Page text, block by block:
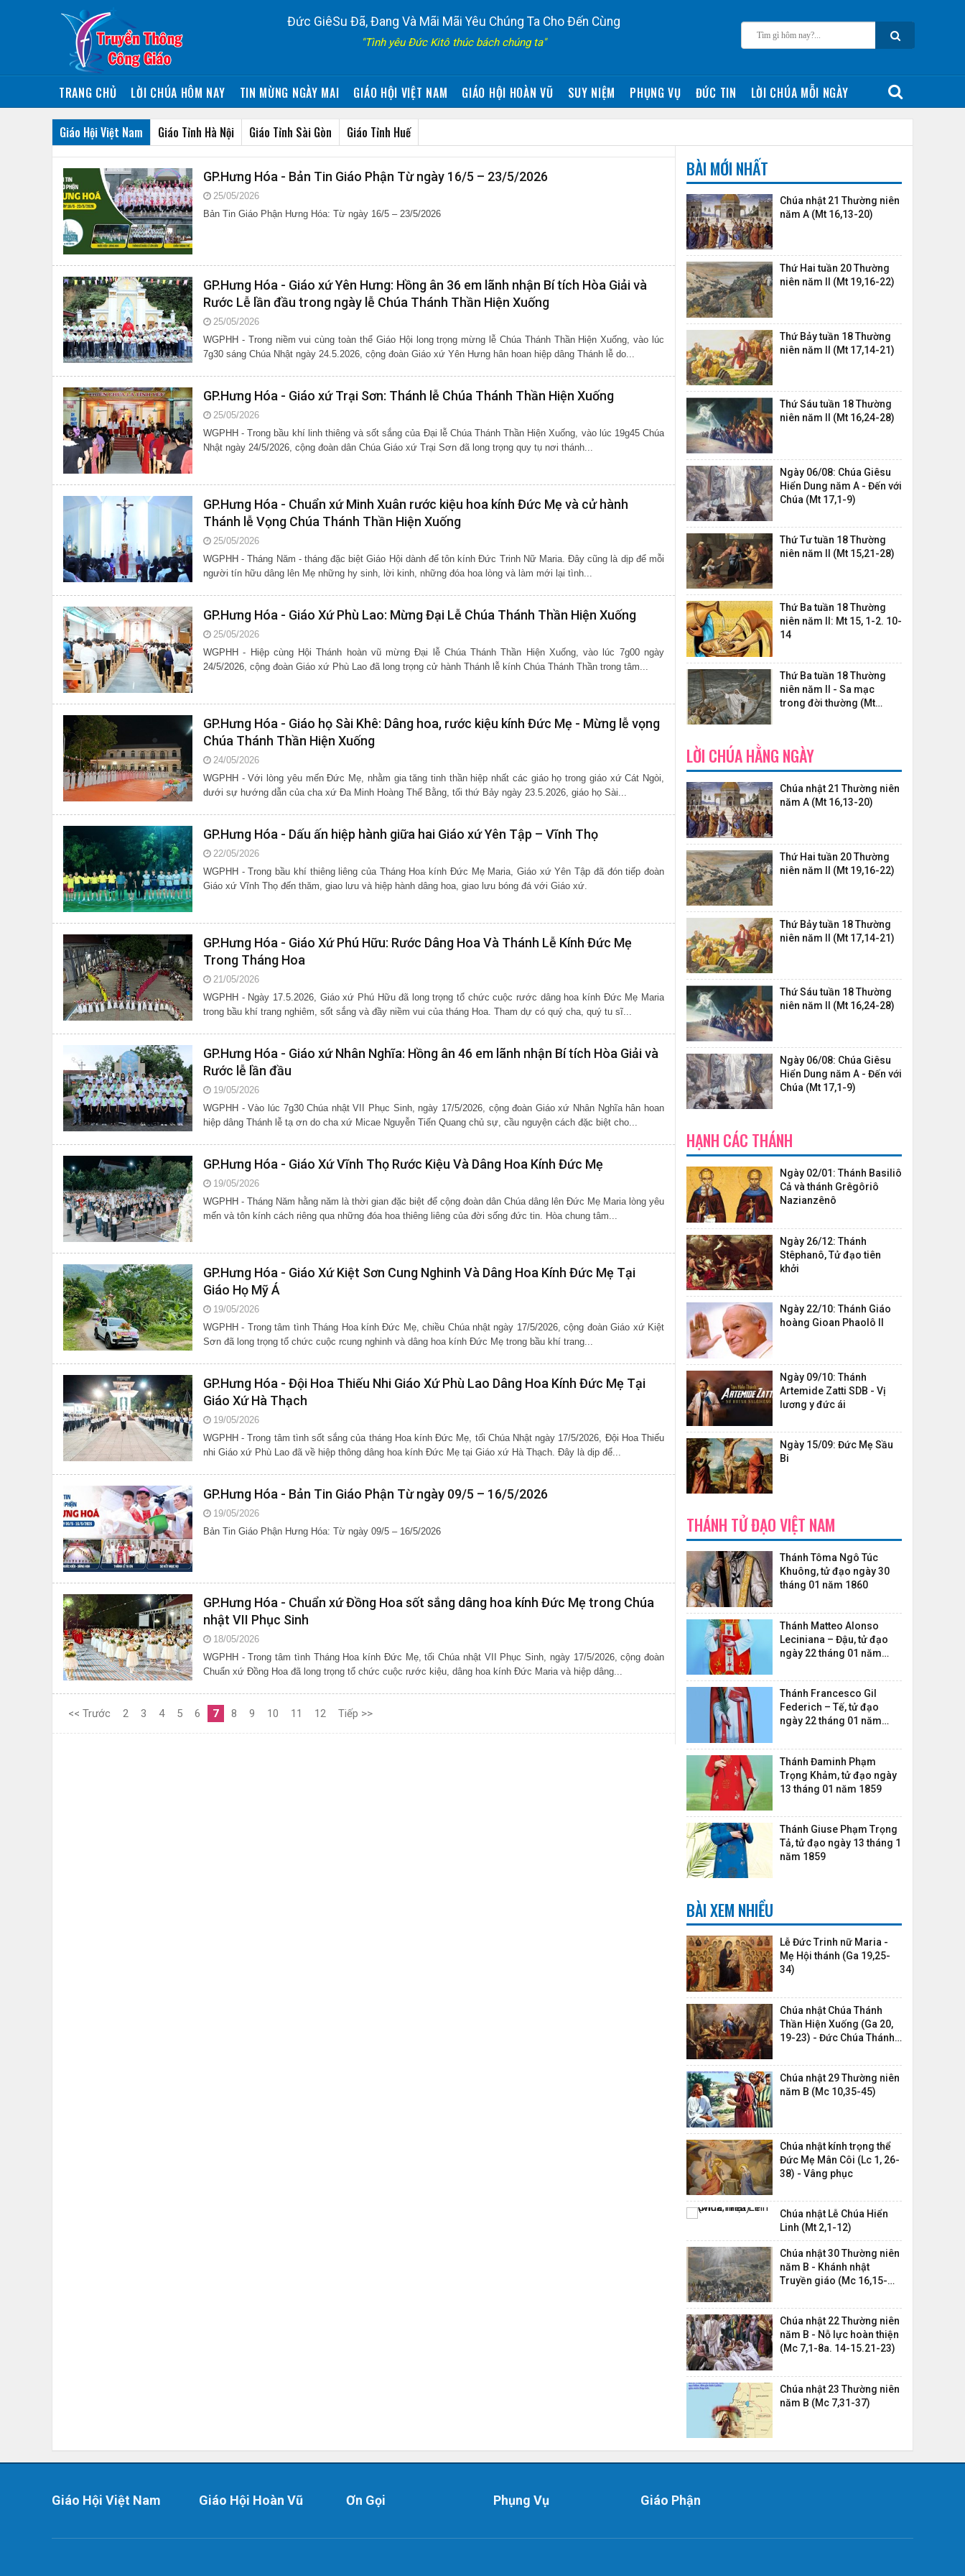
Đức GiêSu Đã, Đang Và Mãi Mãi Yêu Chúng Ta Cho Đến Cùng
"Tình yêu Đức Kitô thúc bách chúng ta"
TRANG CHỦ LỜI CHÚA HÔM NAY TIN MỪNG NGÀY MAI GIÁO HỘI VIỆT NAM GIÁO HỘI HOÀN VŨ SUY NIỆM PHỤNG VỤ ĐỨC TIN LỜI CHÚA MỖI NGÀY
Giáo Hội Việt Nam Giáo Tỉnh Hà Nội Giáo Tỉnh Sài Gòn Giáo Tỉnh Huế
GP.Hưng Hóa - Bản Tin Giáo Phận Từ ngày 16/5 – 23/5/2026
25/05/2026
Bản Tin Giáo Phận Hưng Hóa: Từ ngày 16/5 – 23/5/2026
GP.Hưng Hóa - Giáo xứ Yên Hưng: Hồng ân 36 em lãnh nhận Bí tích Hòa Giải và
Rước Lễ lần đầu trong ngày lễ Chúa Thánh Thần Hiện Xuống
25/05/2026
WGPHH - Trong niềm vui cùng toàn thể Giáo Hội long trọng mừng lễ Chúa Thánh Thần Hiện Xuống, vào lúc
7g30 sáng Chúa Nhật ngày 24.5.2026, cộng đoàn Giáo xứ Yên Hưng hân hoan hiệp dâng Thánh lễ do...
GP.Hưng Hóa - Giáo xứ Trại Sơn: Thánh lễ Chúa Thánh Thần Hiện Xuống
25/05/2026
WGPHH - Trong bầu khí linh thiêng và sốt sắng của Đại lễ Chúa Thánh Thần Hiện Xuống, vào lúc 19g45 Chúa
Nhật ngày 24/5/2026, cộng đoàn dân Chúa Giáo xứ Trại Sơn đã long trọng quy tụ nơi thánh...
GP.Hưng Hóa - Chuẩn xứ Minh Xuân rước kiệu hoa kính Đức Mẹ và cử hành
Thánh lễ Vọng Chúa Thánh Thần Hiện Xuống
25/05/2026
WGPHH - Tháng Năm - tháng đặc biệt Giáo Hội dành để tôn kính Đức Trinh Nữ Maria. Đây cũng là dịp để mỗi
người tín hữu dâng lên Mẹ những hy sinh, lời kinh, những đóa hoa lòng và làm mới lại tình...
GP.Hưng Hóa - Giáo Xứ Phù Lao: Mừng Đại Lễ Chúa Thánh Thần Hiện Xuống
25/05/2026
WGPHH - Hiệp cùng Hội Thánh hoàn vũ mừng Đại lễ Chúa Thánh Thần Hiện Xuống, vào lúc 7g00 ngày
24/5/2026, cộng đoàn Giáo xứ Phù Lao đã long trọng cử hành Thánh lễ kính Chúa Thánh Thần trong tâm...
GP.Hưng Hóa - Giáo họ Sài Khê: Dâng hoa, rước kiệu kính Đức Mẹ - Mừng lễ vọng
Chúa Thánh Thần Hiện Xuống
24/05/2026
WGPHH - Với lòng yêu mến Đức Mẹ, nhằm gia tăng tinh thần hiệp nhất các giáo họ trong giáo xứ Cát Ngòi,
dưới sự hướng dẫn của cha xứ Đa Minh Hoàng Thế Bằng, tối thứ Bảy ngày 23.5.2026, giáo họ Sài...
GP.Hưng Hóa - Dấu ấn hiệp hành giữa hai Giáo xứ Yên Tập – Vĩnh Thọ
22/05/2026
WGPHH - Trong bầu khí thiêng liêng của Tháng Hoa kính Đức Mẹ Maria, Giáo xứ Yên Tập đã đón tiếp đoàn
Giáo xứ Vĩnh Thọ đến thăm, giao lưu và hiệp hành dâng hoa, giao lưu bóng đá với Giáo xứ.
GP.Hưng Hóa - Giáo Xứ Phú Hữu: Rước Dâng Hoa Và Thánh Lễ Kính Đức Mẹ
Trong Tháng Hoa
21/05/2026
WGPHH - Ngày 17.5.2026, Giáo xứ Phú Hữu đã long trọng tổ chức cuộc rước dâng hoa kính Đức Mẹ Maria
trong bầu khí trang nghiêm, sốt sắng và đầy niềm vui của tháng Hoa. Tham dự có quý cha, quý tu sĩ...
GP.Hưng Hóa - Giáo xứ Nhân Nghĩa: Hồng ân 46 em lãnh nhận Bí tích Hòa Giải và
Rước lễ lần đầu
19/05/2026
WGPHH - Vào lúc 7g30 Chúa nhật VII Phục Sinh, ngày 17/5/2026, cộng đoàn Giáo xứ Nhân Nghĩa hân hoan
hiệp dâng Thánh lễ tạ ơn do cha xứ Micae Nguyễn Tiến Quang chủ sự, cầu nguyện cách đặc biệt cho...
GP.Hưng Hóa - Giáo Xứ Vĩnh Thọ Rước Kiệu Và Dâng Hoa Kính Đức Mẹ
19/05/2026
WGPHH - Tháng Năm hằng năm là thời gian đặc biệt để cộng đoàn dân Chúa dâng lên Đức Mẹ Maria lòng yêu
mến và tôn kính cách riêng qua những đóa hoa thiêng liêng của đời sống đức tin. Hòa chung tâm...
GP.Hưng Hóa - Giáo Xứ Kiệt Sơn Cung Nghinh Và Dâng Hoa Kính Đức Mẹ Tại
Giáo Họ Mỹ Á
19/05/2026
WGPHH - Trong tâm tình Tháng Hoa kính Đức Mẹ, chiều Chúa nhật ngày 17/5/2026, cộng đoàn Giáo xứ Kiệt
Sơn đã long trọng tổ chức cuộc rcung nghinh và dâng hoa kính Đức Mẹ trong bầu khí trang...
GP.Hưng Hóa - Đội Hoa Thiếu Nhi Giáo Xứ Phù Lao Dâng Hoa Kính Đức Mẹ Tại
Giáo Xứ Hà Thạch
19/05/2026
WGPHH - Trong tâm tình sốt sắng của tháng Hoa kính Đức Mẹ, tối Chúa Nhật ngày 17/5/2026, Đội Hoa Thiếu
nhi Giáo xứ Phù Lao đã về hiệp thông dâng hoa kính Đức Mẹ tại Giáo xứ Hà Thạch. Đây là dịp để...
GP.Hưng Hóa - Bản Tin Giáo Phận Từ ngày 09/5 – 16/5/2026
19/05/2026
Bản Tin Giáo Phận Hưng Hóa: Từ ngày 09/5 – 16/5/2026
GP.Hưng Hóa - Chuẩn xứ Đồng Hoa sốt sắng dâng hoa kính Đức Mẹ trong Chúa
nhật VII Phục Sinh
18/05/2026
WGPHH - Trong tâm tình Tháng Hoa kính Đức Mẹ, tối Chúa nhật VII Phục Sinh, ngày 17/5/2026, cộng đoàn
Chuẩn xứ Đồng Hoa đã long trọng tổ chức cuộc rước kiệu, dâng hoa kính Đức Maria và hiệp dâng...
<< Trước 2 3 4 5 6 7 8 9 10 11 12 Tiếp >>
BÀI MỚI NHẤT
Chúa nhật 21 Thường niên
năm A (Mt 16,13-20)
Thứ Hai tuần 20 Thường
niên năm II (Mt 19,16-22)
Thứ Bảy tuần 18 Thường
niên năm II (Mt 17,14-21)
Thứ Sáu tuần 18 Thường
niên năm II (Mt 16,24-28)
Ngày 06/08: Chúa Giêsu
Hiển Dung năm A - Đến với
Chúa (Mt 17,1-9)
Thứ Tư tuần 18 Thường
niên năm II (Mt 15,21-28)
Thứ Ba tuần 18 Thường
niên năm II: Mt 15, 1-2. 10-
14
Thứ Ba tuần 18 Thường
niên năm II - Sa mạc
trong đời thường (Mt
LỜI CHÚA HẰNG NGÀY
Chúa nhật 21 Thường niên
năm A (Mt 16,13-20)
Thứ Hai tuần 20 Thường
niên năm II (Mt 19,16-22)
Thứ Bảy tuần 18 Thường
niên năm II (Mt 17,14-21)
Thứ Sáu tuần 18 Thường
niên năm II (Mt 16,24-28)
Ngày 06/08: Chúa Giêsu
Hiển Dung năm A - Đến với
Chúa (Mt 17,1-9)
HẠNH CÁC THÁNH
Ngày 02/01: Thánh Basiliô
Cả và thánh Grêgôriô
Nazianzênô
Ngày 26/12: Thánh
Stêphanô, Tử đạo tiên
khởi
Ngày 22/10: Thánh Giáo
hoàng Gioan Phaolô II
Ngày 09/10: Thánh
Artemide Zatti SDB - Vị
lương y đức ái
Ngày 15/09: Đức Mẹ Sầu
Bi
THÁNH TỬ ĐẠO VIỆT NAM
Thánh Tôma Ngô Túc
Khuông, tử đạo ngày 30
tháng 01 năm 1860
Thánh Matteo Alonso
Leciniana – Đậu, tử đạo
ngày 22 tháng 01 năm
Thánh Francesco Gil
Federich – Tế, tử đạo
ngày 22 tháng 01 năm
Thánh Đaminh Phạm
Trọng Khảm, tử đạo ngày
13 tháng 01 năm 1859
Thánh Giuse Phạm Trọng
Tả, tử đạo ngày 13 tháng 1
năm 1859
BÀI XEM NHIỀU
Lễ Đức Trinh nữ Maria -
Mẹ Hội thánh (Ga 19,25-
34)
Chúa nhật Chúa Thánh
Thần Hiện Xuống (Ga 20,
19-23) - Đức Chúa Thánh
Chúa nhật 29 Thường niên
năm B (Mc 10,35-45)
Chúa nhật kính trọng thể
Đức Mẹ Mân Côi (Lc 1, 26-
38) - Vâng phục
Chúa nhật Lễ Chúa Hiển
Linh (Mt 2,1-12)
Chúa nhật 30 Thường niên
năm B - Khánh nhật
Truyền giáo (Mc 16,15-
Chúa nhật 22 Thường niên
năm B - Nỗ lực hoàn thiện
(Mc 7,1-8a. 14-15.21-23)
Chúa nhật 23 Thường niên
năm B (Mc 7,31-37)
Giáo Hội Việt Nam Giáo Hội Hoàn Vũ Ơn Gọi Phụng Vụ Giáo Phận